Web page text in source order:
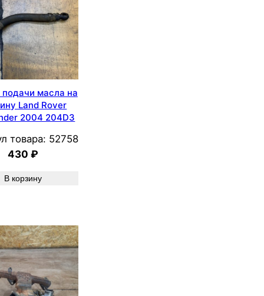
подачи масла на
Land Rover
2004 204D3
товара: 52758
430₽
В корзину